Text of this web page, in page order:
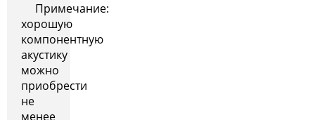
Примечание:
хорошую
компонентную
акустику
можно
приобрести
не
менее